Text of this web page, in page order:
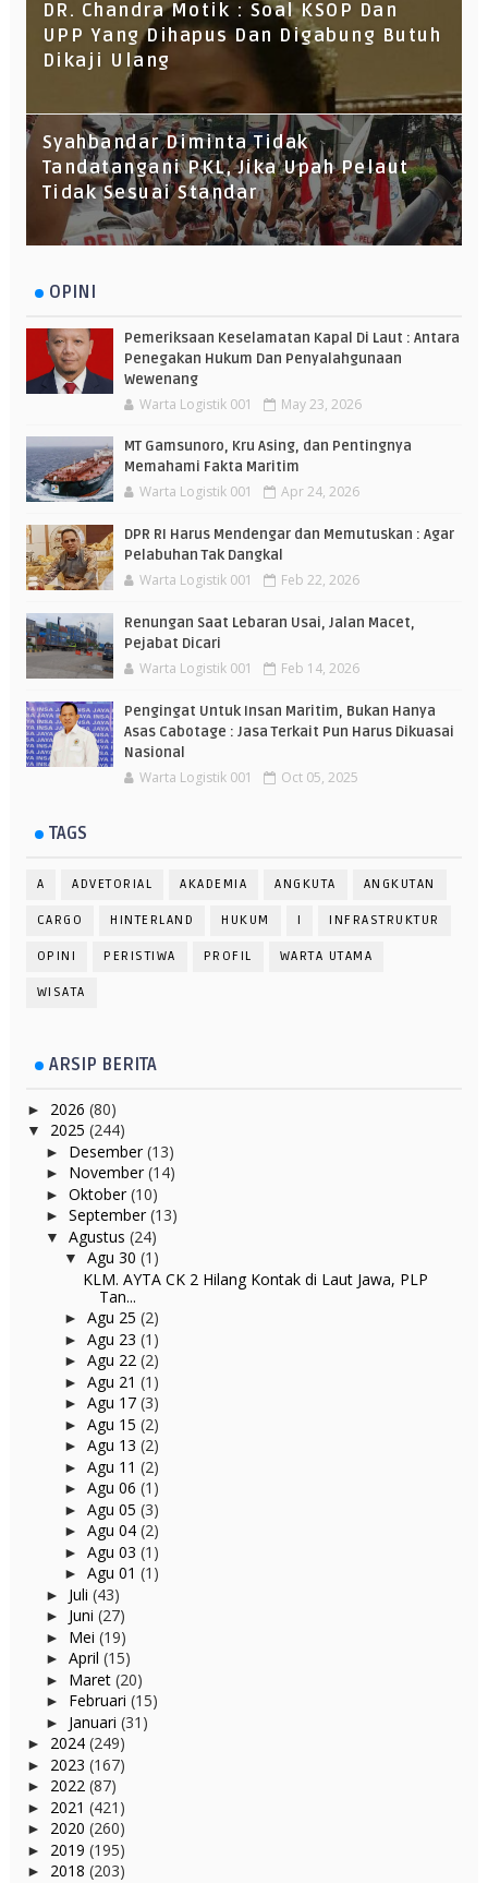
DR. Chandra Motik : Soal KSOP Dan
UPP Yang Dihapus Dan Digabung Butuh
Dikaji Ulang
Syahbandar Diminta Tidak
Tandatangani PKL, Jika Upah Pelaut
Tidak Sesuai Standar
OPINI
Pemeriksaan Keselamatan Kapal Di Laut : Antara
Penegakan Hukum Dan Penyalahgunaan
Wewenang
Warta Logistik 001 May 23, 2026
MT Gamsunoro, Kru Asing, dan Pentingnya
Memahami Fakta Maritim
Warta Logistik 001 Apr 24, 2026
DPR RI Harus Mendengar dan Memutuskan : Agar
Pelabuhan Tak Dangkal
Warta Logistik 001 Feb 22, 2026
Renungan Saat Lebaran Usai, Jalan Macet,
Pejabat Dicari
Warta Logistik 001 Feb 14, 2026
Pengingat Untuk Insan Maritim, Bukan Hanya
Asas Cabotage : Jasa Terkait Pun Harus Dikuasai
Nasional
Warta Logistik 001 Oct 05, 2025
TAGS
A ADVETORIAL AKADEMIA ANGKUTA ANGKUTAN
CARGO HINTERLAND HUKUM I INFRASTRUKTUR
OPINI PERISTIWA PROFIL WARTA UTAMA
WISATA
ARSIP BERITA
► 2026 (80)
▼ 2025 (244)
► Desember(13)
► November(14)
► Oktober(10)
► September(13)
▼ Agustus (24)
▼ Agu 30 (1)
KLM. AYTA CK 2 Hilang Kontak di Laut Jawa, PLP
Tan...
► Agu 25 (2)
► Agu 23 (1)
► Agu 22 (2)
► Agu 21 (1)
► Agu 17 (3)
► Agu 15 (2)
► Agu 13 (2)
► Agu 11 (2)
► Agu 06 (1)
► Agu 05 (3)
► Agu 04 (2)
► Agu 03 (1)
► Agu 01 (1)
► Juli (43)
► Juni (27)
► Mei (19)
► April (15)
► Maret (20)
► Februari (15)
► Januari (31)
► 2024 (249)
► 2023 (167)
► 2022 (87)
► 2021 (421)
► 2020 (260)
► 2019 (195)
► 2018 (203)